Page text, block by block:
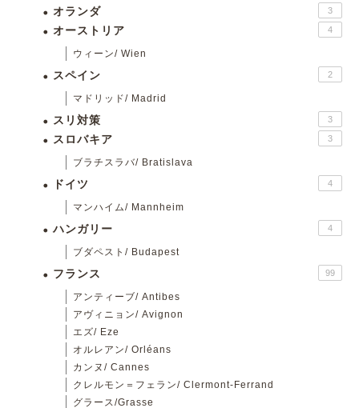
オランダ 3
オーストリア 4
ウィーン/ Wien
スペイン 2
マドリッド/ Madrid
スリ対策 3
スロバキア 3
ブラチスラバ/ Bratislava
ドイツ 4
マンハイム/ Mannheim
ハンガリー 4
ブダペスト/ Budapest
フランス 99
アンティーブ/ Antibes
アヴィニョン/ Avignon
エズ/ Eze
オルレアン/ Orléans
カンヌ/ Cannes
クレルモン＝フェラン/ Clermont-Ferrand
グラース/Grasse